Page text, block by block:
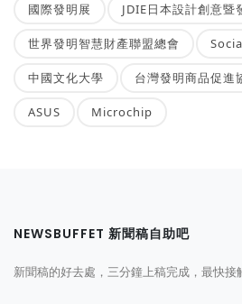
國際發明展 JDIE日本設計創意暨
世界發明智慧財產聯盟總會
中國文化大學 台灣發明商品促進
ASUS Microchip
NEWSBUFFET 新聞稿自助吧
新聞稿的好去處，三分鐘上稿完成，最快接